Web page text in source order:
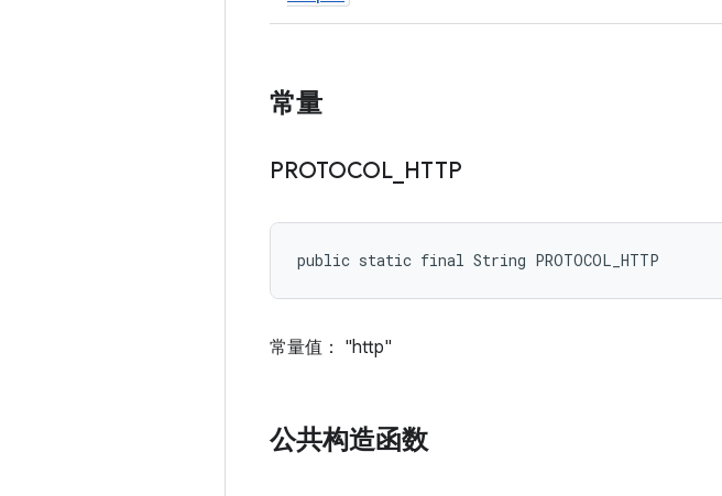
常量
PROTOCOL HTTP
public static final String PROTOCOL_HTTP
常量值： "http"
公共构造函数